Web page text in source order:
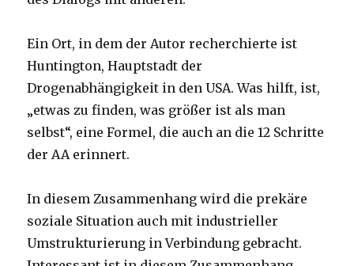
Ein Ort, in dem der Autor recherchierte ist
Huntington, Hauptstadt der
Drogenabhängigkeit in den USA. Was hilft, ist,
„etwas zu finden, was größer ist als man
selbst“, eine Formel, die auch an die 12 Schritte
der AA erinnert.
In diesem Zusammenhang wird die prekäre
soziale Situation auch mit industrieller
Umstrukturierung in Verbindung gebracht.